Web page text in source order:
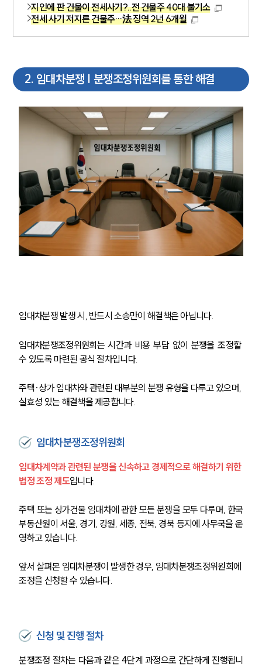
지인에 판 건물이 전세사기?..전 건물주 40대 불기소
전세 사기 저지른 건물주…法 징역 2년 6개월
2. 임대차분쟁 | 분쟁조정위원회를 통한 해결
임대차분쟁 발생 시, 반드시 소송만이 해결책은 아닙니다.
임대차분쟁조정위원회는 시간과 비용 부담 없이 분쟁을 조정할
수 있도록 마련된 공식 절차입니다.
주택·상가 임대차와 관련된 대부분의 분쟁 유형을 다루고 있으며,
실효성 있는 해결책을 제공합니다.
임대차분쟁조정위원회
임대차계약과 관련된 분쟁을 신속하고 경제적으로 해결하기 위한
법정 조정 제도입니다.
주택 또는 상가건물 임대차에 관한 모든 분쟁을 모두 다루며, 한국
부동산원이 서울, 경기, 강원, 세종, 전북, 경북 등지에 사무국을 운
영하고 있습니다.
앞서 살펴본 임대차분쟁이 발생한 경우, 임대차분쟁조정위원회에
조정을 신청할 수 있습니다.
신청 및 진행 절차
분쟁조정 절차는 다음과 같은 4단계 과정으로 간단하게 진행됩니